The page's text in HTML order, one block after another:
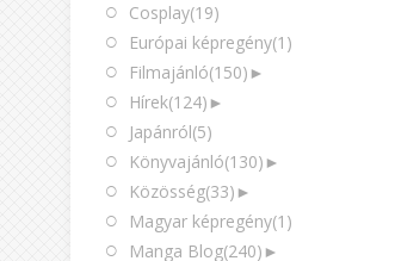
Cosplay(19)
Európai képregény(1)
Filmajánló(150) ►
Hírek(124) ►
Japánról(5)
Könyvajánló(130) ►
Közösség(33) ►
Magyar képregény(1)
Manga Blog(240) ►